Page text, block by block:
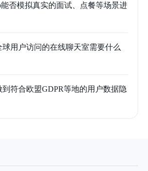
否模拟真实的面试、点餐等场景进
用户访问的在线聊天室需要什么
符合欧盟GDPR等地的用户数据隐